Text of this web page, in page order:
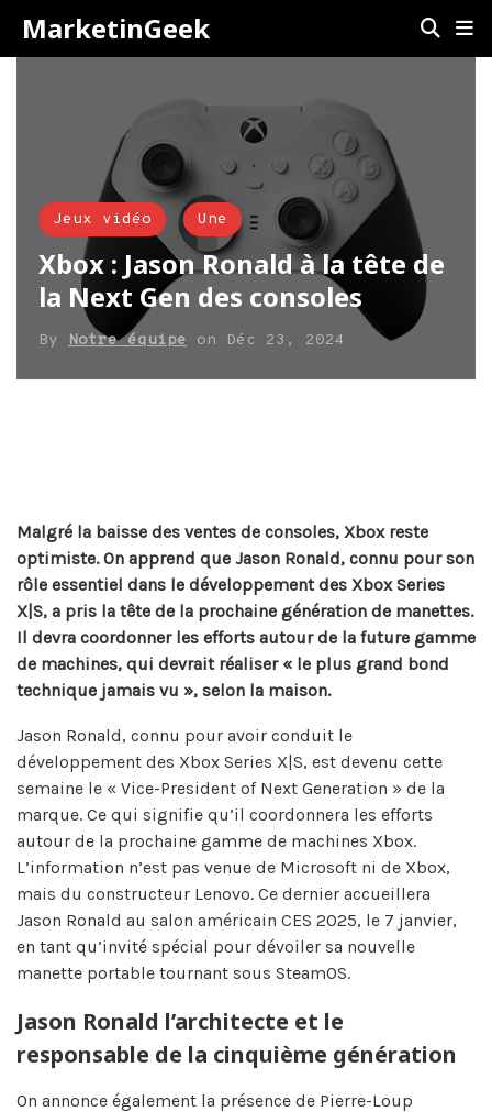
MarketinGeek
Jeux vidéo Une
Xbox : Jason Ronald à la tête de
la Next Gen des consoles
By Notre équipe on Déc 23, 2024
Malgré la baisse des ventes de consoles, Xbox reste
optimiste. On apprend que Jason Ronald, connu pour son
rôle essentiel dans le développement des Xbox Series
X|S, a pris la tête de la prochaine génération de manettes.
Il devra coordonner les efforts autour de la future gamme
de machines, qui devrait réaliser « le plus grand bond
technique jamais vu », selon la maison.
Jason Ronald, connu pour avoir conduit le
développement des Xbox Series X|S, est devenu cette
semaine le « Vice-President of Next Generation » de la
marque. Ce qui signifie qu’il coordonnera les efforts
autour de la prochaine gamme de machines Xbox.
L’information n’est pas venue de Microsoft ni de Xbox,
mais du constructeur Lenovo. Ce dernier accueillera
Jason Ronald au salon américain CES 2025, le 7 janvier,
en tant qu’invité spécial pour dévoiler sa nouvelle
manette portable tournant sous SteamOS.
Jason Ronald l’architecte et le
responsable de la cinquième génération
On annonce également la présence de Pierre-Loup